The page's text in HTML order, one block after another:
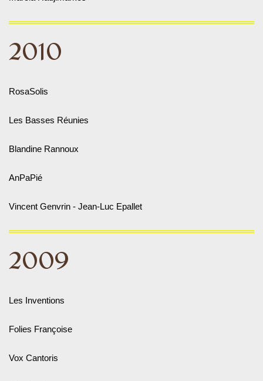
2010
RosaSolis
Les Basses Réunies
Blandine Rannoux
AnPaPié
Vincent Genvrin - Jean-Luc Epallet
2009
Les Inventions
Folies Françoise
Vox Cantoris